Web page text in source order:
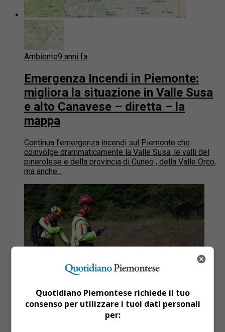
Ambiente9 anni fa
Emergenza Incendi in Piemonte:
migliora la situazione in Valle Susa
e alto Canavese – diretta – la
mappa
Continua l’emergenza incendi sul Piemonte che
coinvolge drammaticamente la Valle Susa, le valli del
pinerolese e della provincia di Cuneo , della Valle Orco,
ma anche...
Quotidiano Piemontese richiede il tuo
consenso per utilizzare i tuoi dati personali
per: